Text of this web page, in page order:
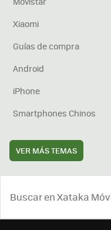
Xiaomi
Guías de compra
Android
iPhone
Smartphones Chinos
VER MÁS TEMAS